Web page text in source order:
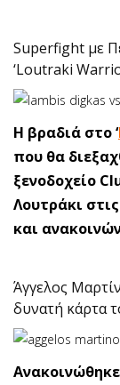
Superfight με
‘Loutraki
Η βραδιά στο ‘
που θα
ξενοδοχείο
Λουτράκι
και
Άγγελος
δυνατή κάρτα